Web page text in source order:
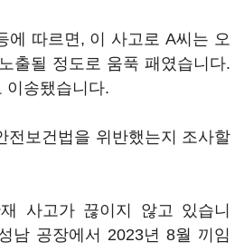
에 따르면, 이 사고로 A씨는 오
출될 정도로 움푹 패였습니다.
이송됐습니다.
전보건법을 위반했는지 조사할
사고가 끊이지 않고 있습니
남 공장에서 2023년 8월 끼임